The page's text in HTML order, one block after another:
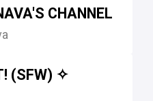
CHANNEL
(SFW) ✧